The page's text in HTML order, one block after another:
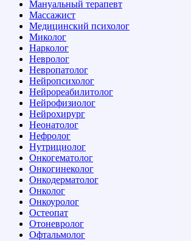
Мануальный терапевт
Массажист
Медицинский психолог
Миколог
Нарколог
Невролог
Невропатолог
Нейропсихолог
Нейрореабилитолог
Нейрофизиолог
Нейрохирург
Неонатолог
Нефролог
Нутрициолог
Онкогематолог
Онкогинеколог
Онкодерматолог
Онколог
Онкоуролог
Остеопат
Отоневролог
Офтальмолог